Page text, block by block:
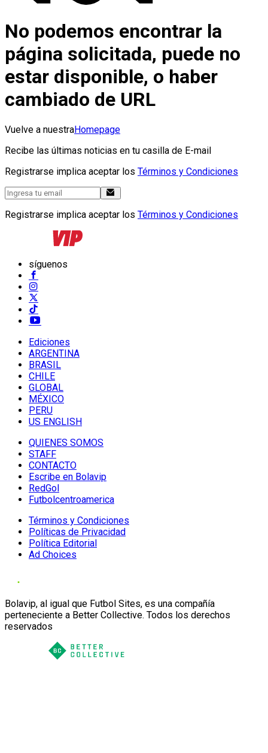
No podemos encontrar la
página solicitada, puede no
estar disponible, o haber
cambiado de URL
Vuelve a nuestraHomepage
Recibe las últimas noticias en tu casilla de E-mail
Registrarse implica aceptar los Términos y Condiciones
Registrarse implica aceptar los Términos y Condiciones
síguenos
Ediciones
ARGENTINA
BRASIL
CHILE
GLOBAL
MÉXICO
PERU
US ENGLISH
QUIENES SOMOS
STAFF
CONTACTO
Escribe en Bolavip
RedGol
Futbolcentroamerica
Términos y Condiciones
Políticas de Privacidad
Política Editorial
Ad Choices
Bolavip, al igual que Futbol Sites, es una compañía
perteneciente a Better Collective. Todos los derechos
reservados